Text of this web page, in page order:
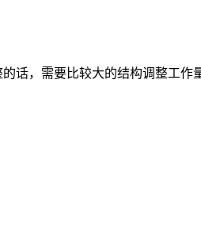
话，需要比较大的结构调整工